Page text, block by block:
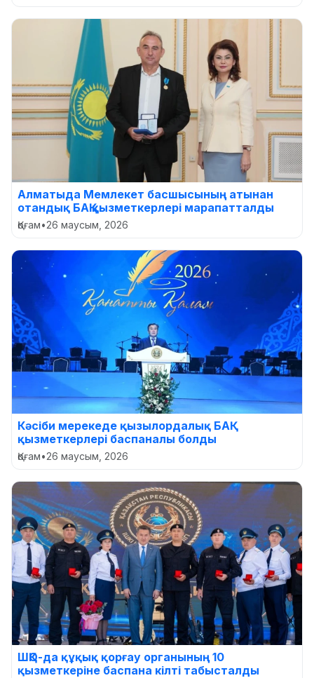
Алматыда Мемлекет басшысының атынан
отандық БАҚ қызметкерлері марапатталды
Қоғам•26 маусым, 2026
Кәсіби мерекеде қызылордалық БАҚ
қызметкерлері баспаналы болды
Қоғам•26 маусым, 2026
ШҚО-да құқық қорғау органының 10
қызметкеріне баспана кілті табысталды